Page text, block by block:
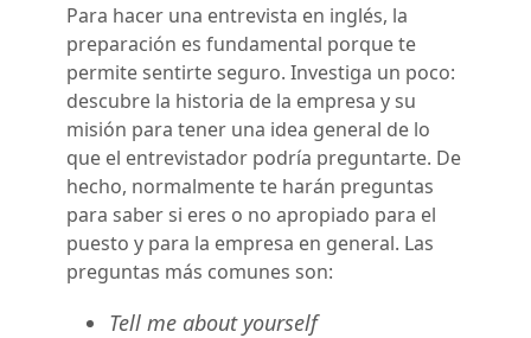
Para hacer una entrevista en inglés, la
preparación es fundamental porque te
permite sentirte seguro. Investiga un poco:
descubre la historia de la empresa y su
misión para tener una idea general de lo
que el entrevistador podría preguntarte. De
hecho, normalmente te harán preguntas
para saber si eres o no apropiado para el
puesto y para la empresa en general. Las
preguntas más comunes son:
Tell me about yourself